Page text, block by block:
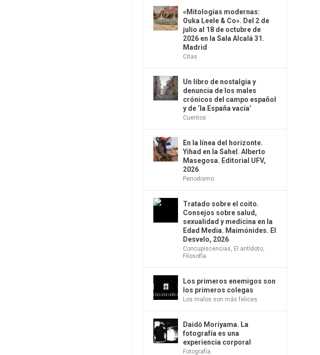
«Mitologías modernas:
Ouka Leele & Co». Del 2 de
julio al 18 de octubre de
2026 en la Sala Alcalá 31.
Madrid
Citas
Un libro de nostalgia y
denuncia de los males
crónicos del campo español
y de ‘la España vacía’
Cuentos
En la línea del horizonte.
Yihad en la Sahel. Alberto
Masegosa. Editorial UFV,
2026
Periodismo
Tratado sobre el coito.
Consejos sobre salud,
sexualidad y medicina en la
Edad Media. Maimónides. El
Desvelo, 2026
Concupiscencias El antídoto
Filosofía
Los primeros enemigos son
los primeros colegas
Los malos son más felices
Daidō Moriyama. La
fotografía es una
experiencia corporal
Fotografía